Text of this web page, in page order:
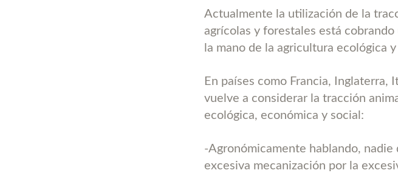
Actualmente la utilización de la
agrícolas y forestales está
la mano de la agricultura ecológica
En países como Francia, Inglaterra,
vuelve a considerar la tracción
ecológica, económica y social:
-Agronómicamente hablando,
excesiva mecanización por la